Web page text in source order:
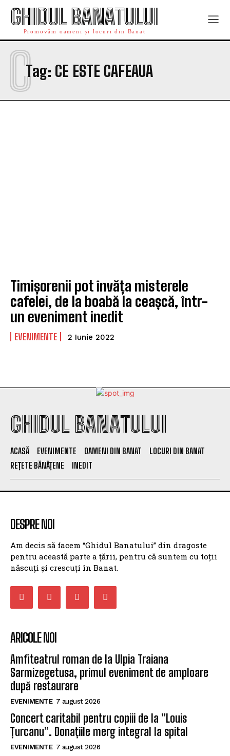
GHIDUL BANATULUI
Promovăm oameni și locuri din Banat
Tag: CE ESTE CAFEAUA
C
Timișorenii pot învăța misterele
cafelei, de la boabă la ceașcă, într-
un eveniment inedit
EVENIMENTE 2 Iunie 2022
GHIDUL BANATULUI
ACASĂ EVENIMENTE OAMENI DIN BANAT
LOCURI DIN BANAT
REȚETE BĂNĂȚENE
INEDIT
DESPRE NOI
Am decis să facem “Ghidul Banatului” din dragoste
pentru această parte a țării, pentru că suntem cu toții
născuți și crescuți în Banat.
ARICOLE NOI
Amfiteatrul roman de la Ulpia Traiana
Sarmizegetusa, primul eveniment de amploare
după restaurare
EVENIMENTE 7 august 2026
Concert caritabil pentru copiii de la ”Louis
Țurcanu”. Donațiile merg integral la spital
EVENIMENTE 7 august 2026